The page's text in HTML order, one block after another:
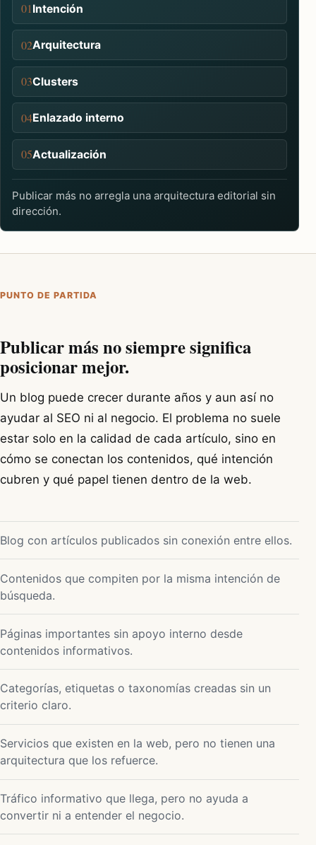
01 Intención
02Arquitectura
03Clusters
04Enlazado interno
05Actualización
Publicar más no arregla una arquitectura editorial sin
dirección.
PUNTO DE PARTIDA
Publicar más no siempre significa
posicionar mejor.
Un blog puede crecer durante años y aun así no
ayudar al SEO ni al negocio. El problema no suele
estar solo en la calidad de cada artículo, sino en
cómo se conectan los contenidos, qué intención
cubren y qué papel tienen dentro de la web.
Blog con artículos publicados sin conexión entre ellos.
Contenidos que compiten por la misma intención de
búsqueda.
Páginas importantes sin apoyo interno desde
contenidos informativos.
Categorías, etiquetas o taxonomías creadas sin un
criterio claro.
Servicios que existen en la web, pero no tienen una
arquitectura que los refuerce.
Tráfico informativo que llega, pero no ayuda a
convertir ni a entender el negocio.